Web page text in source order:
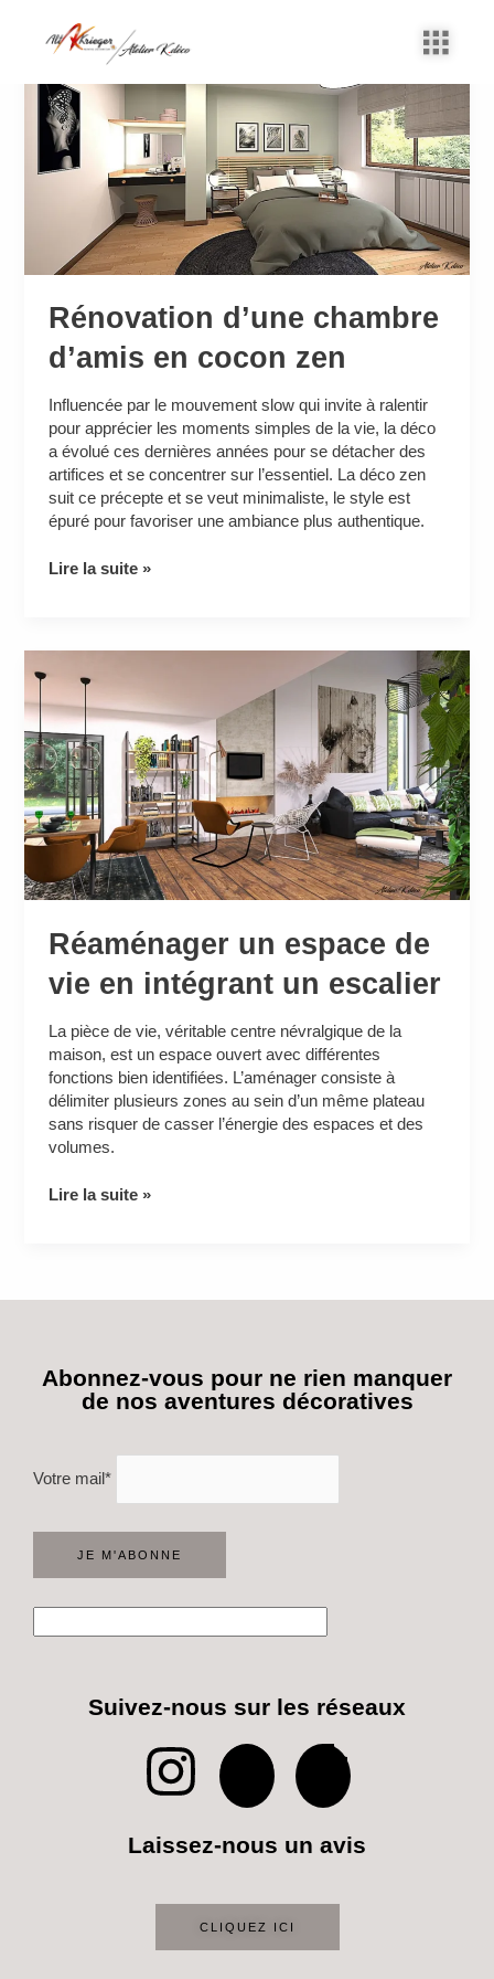
contenu
Rénovation d’une chambre
d’amis en cocon zen
Influencée par le mouvement slow qui invite à ralentir
pour apprécier les moments simples de la vie, la déco
a évolué ces dernières années pour se détacher des
artifices et se concentrer sur l’essentiel. La déco zen
suit ce précepte et se veut minimaliste, le style est
épuré pour favoriser une ambiance plus authentique.
Rénovation
d’une
chambre
d’amis
en
cocon
zen
Lire la suite »
Réaménager un espace de
vie en intégrant un escalier
La pièce de vie, véritable centre névralgique de la
maison, est un espace ouvert avec différentes
fonctions bien identifiées. L’aménager consiste à
délimiter plusieurs zones au sein d’un même plateau
sans risquer de casser l’énergie des espaces et des
volumes.
espace
de
vie
en
intégrant
un
escalier
Lire la suite »
Abonnez-vous pour ne rien manquer
de nos aventures décoratives
Votre mail*
Suivez-nous sur les réseaux
I
n
t
P
i
t
T
i
t
Laissez-nous un avis
CLIQUEZ ICI